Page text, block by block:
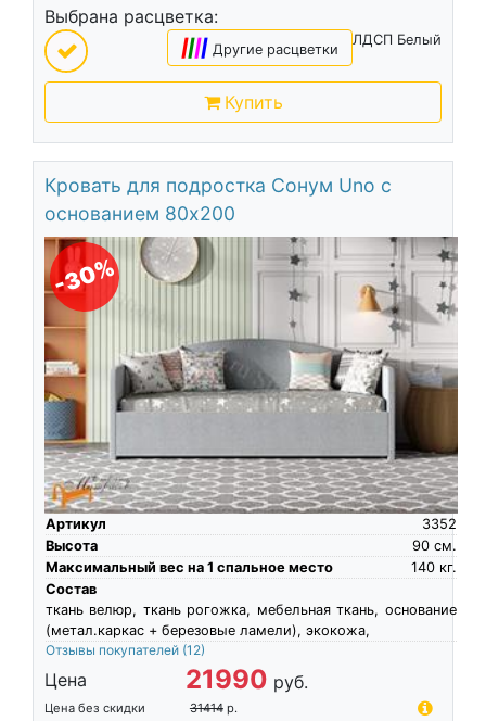
Выбрана расцветка:
ЛДСП Белый
|||| Другие расцветки
Купить
Кровать для подростка Сонум Uno с
основанием 80х200
-30%
Артикул
3352
Высота
см.
90
Максимальный вес на 1 спальное место
кг.
140
Состав
ткань велюр, ткань рогожка, мебельная ткань, основание
(метал.каркас + березовые ламели), экокожа,
Отзывы покупателей (12)
Цена 21990 руб.
Цена без скидки 31414 р.